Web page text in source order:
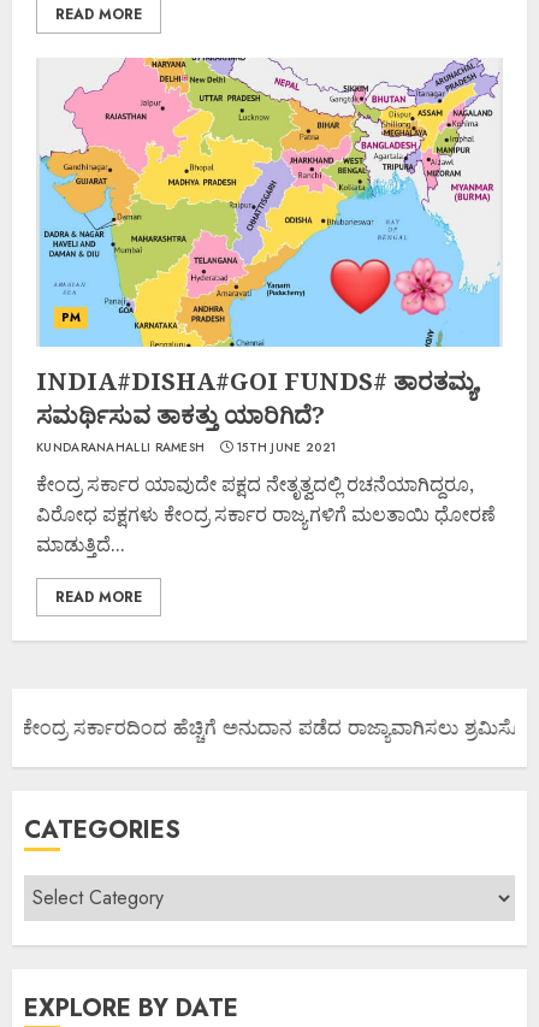
READ MORE
PM
INDIA#DISHA#GOI FUNDS# ತಾರತಮ್ಯ,
ಸಮರ್ಥಿಸುವ ತಾಕತ್ತು ಯಾರಿಗಿದೆ?
KUNDARANAHALLI RAMESH 15TH JUNE 2021
ಕೇಂದ್ರ ಸರ್ಕಾರ ಯಾವುದೇ ಪಕ್ಷದ ನೇತೃತ್ವದಲ್ಲಿ ರಚನೆಯಾಗಿದ್ದರೂ,
ವಿರೋಧ ಪಕ್ಷಗಳು ಕೇಂದ್ರ ಸರ್ಕಾರ ರಾಜ್ಯಗಳಿಗೆ ಮಲತಾಯಿ ಧೋರಣೆ
ಮಾಡುತ್ತಿದೆ...
READ MORE
ಕೇಂದ್ರ ಸರ್ಕಾರದಿಂದ ಹೆಚ್ಚಿಗೆ ಅನುದಾನ ಪಡೆದ ರಾಜ್ಯಾವಾಗಿಸಲು ಶ್ರಮಿಸೋಣ
CATEGORIES
EXPLORE BY DATE